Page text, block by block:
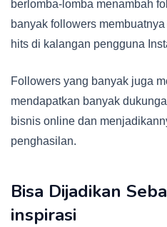
berlomba-lomba menambah
banyak followers
hits di kalangan pengguna
Followers yang banyak juga
mendapatkan banyak
bisnis online dan
penghasilan.
Bisa Dijadikan
inspirasi